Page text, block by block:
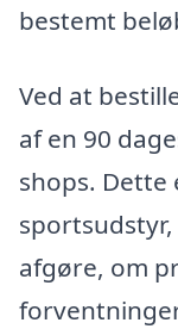
bestemt
Ved at
af en 90
shops.
afgøre, om